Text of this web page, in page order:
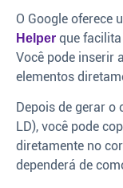
O Google oferece
Helper que
Você pode inserir
elementos
Depois de gerar
LD), você pode
diretamente no
dependerá de